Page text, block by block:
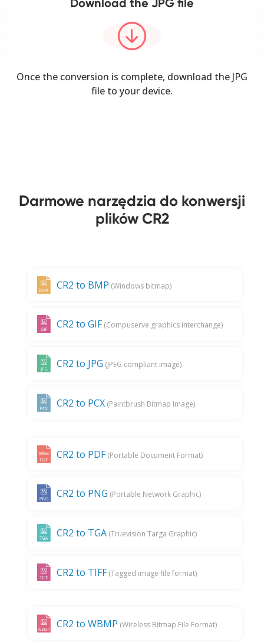
Once the conversion is complete, download the JPG
file to your device.
Darmowe narzędzia do konwersji
plików CR2
CR2 to BMP (Windows bitmap)
CR2 to GIF (Compuserve graphics interchange)
CR2 to JPG (JPEG compliant image)
CR2 to PCX (Paintbrush Bitmap Image)
CR2 to PDF (Portable Document Format)
CR2 to PNG (Portable Network Graphic)
CR2 to TGA (Truevision Targa Graphic)
CR2 to TIFF (Tagged image file format)
CR2 to WBMP (Wireless Bitmap File Format)